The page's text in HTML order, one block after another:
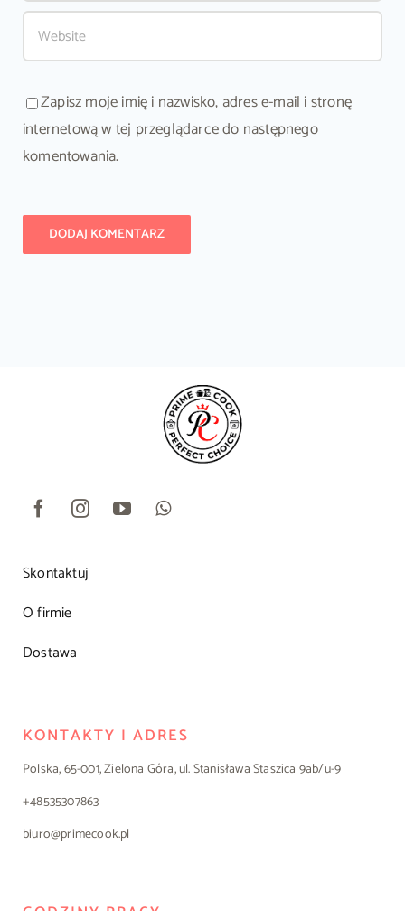
Zapisz moje imię i nazwisko, adres e-mail i stronę
internetową w tej przeglądarce do następnego
komentowania.
Skontaktuj
O firmie
Dostawa
KONTAKTY I ADRES
Polska, 65-001, Zielona Góra, ul. Stanisława Staszica 9ab/u-9
+48535307863
biuro@primecook.pl